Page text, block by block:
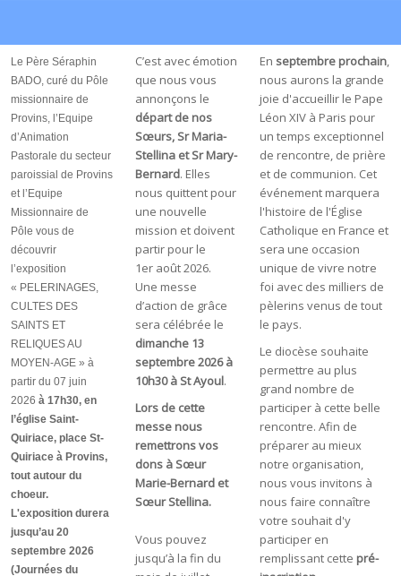
Le Père Séraphin
BADO, curé du Pôle
missionnaire de
Provins, l’Equipe
d’Animation
Pastorale du secteur
paroissial de Provins
et l’Equipe
Missionnaire de
Pôle vous de
découvrir
l’exposition
« PELERINAGES,
CULTES DES
SAINTS ET
RELIQUES AU
MOYEN-AGE » à
partir du 07 juin
2026 à 17h30, en
l’église Saint-
Quiriace, place St-
Quiriace à Provins,
tout autour du
choeur.
L'exposition durera
jusqu’au 20
septembre 2026
(Journées du
C’est avec émotion
que nous vous
annonçons le
départ de nos
Sœurs, Sr Maria-
Stellina et Sr Mary-
Bernard. Elles
nous quittent pour
une nouvelle
mission et doivent
partir pour le
1er août 2026.
Une messe
d’action de grâce
sera célébrée le
dimanche 13
septembre 2026 à
10h30 à St Ayoul.
Lors de cette
messe nous
remettrons vos
dons à Sœur
Marie-Bernard et
Sœur Stellina.
Vous pouvez
jusqu’à la fin du
En septembre prochain,
nous aurons la grande
joie d'accueillir le Pape
Léon XIV à Paris pour
un temps exceptionnel
de rencontre, de prière
et de communion. Cet
événement marquera
l'histoire de l'Église
Catholique en France et
sera une occasion
unique de vivre notre
foi avec des milliers de
pèlerins venus de tout
le pays.
Le diocèse souhaite
permettre au plus
grand nombre de
participer à cette belle
rencontre. Afin de
préparer au mieux
notre organisation,
nous vous invitons à
nous faire connaître
votre souhait d'y
participer en
remplissant cette pré-